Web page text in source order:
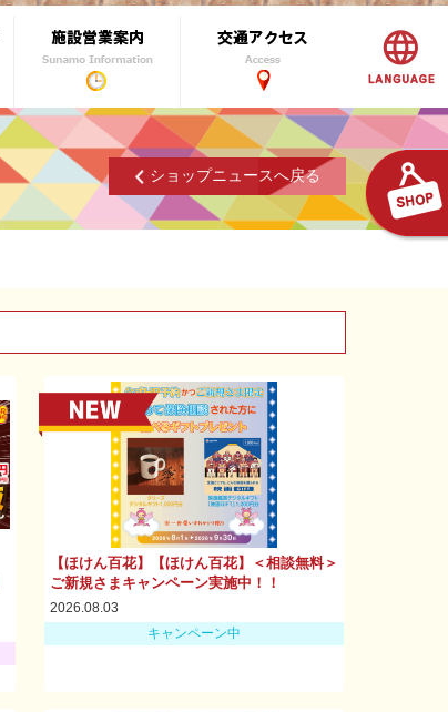
ショップニュースへ戻る
【ほけん百花】【ほけん百花】＜相談無料＞
ご新規さまキャンペーン実施中！！
2026.08.03
キャンペーン中